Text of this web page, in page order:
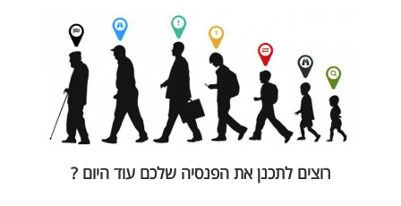
רוצים לתכנן את הפנסיה שלכם עוד היום ?